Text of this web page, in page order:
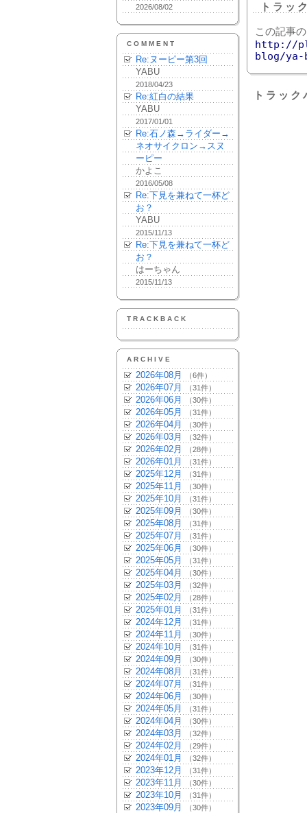
2026/08/02
COMMENT
Re:ヌーピー第3回
YABU
2018/04/23
Re:紅白の結果
YABU
2017/01/01
Re:石ノ森→ライダー→
ネオサイクロン→スヌ
ーピー
かよこ
2016/05/08
Re:下見を兼ねて一杯ど
お？
YABU
2015/11/13
Re:下見を兼ねて一杯ど
お？
はーちゃん
2015/11/13
TRACKBACK
ARCHIVE
2026年08月 （6件）
2026年07月 （31件）
2026年06月 （30件）
2026年05月 （31件）
2026年04月 （30件）
2026年03月 （32件）
2026年02月 （28件）
2026年01月 （31件）
2025年12月 （31件）
2025年11月 （30件）
2025年10月 （31件）
2025年09月 （30件）
2025年08月 （31件）
2025年07月 （31件）
2025年06月 （30件）
2025年05月 （31件）
2025年04月 （30件）
2025年03月 （32件）
2025年02月 （28件）
2025年01月 （31件）
2024年12月 （31件）
2024年11月 （30件）
2024年10月 （31件）
2024年09月 （30件）
2024年08月 （31件）
2024年07月 （31件）
2024年06月 （30件）
2024年05月 （31件）
2024年04月 （30件）
2024年03月 （32件）
2024年02月 （29件）
2024年01月 （32件）
2023年12月 （31件）
2023年11月 （30件）
2023年10月 （31件）
2023年09月 （30件）
トラッ
この記事
http://
blog/ya-
トラッ